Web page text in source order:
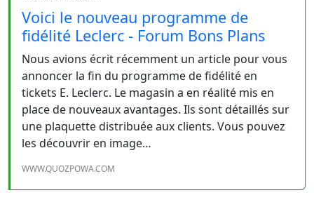
Voici le nouveau programme de
fidélité Leclerc - Forum Bons Plans
Nous avions écrit récemment un article pour vous
annoncer la fin du programme de fidélité en
tickets E. Leclerc. Le magasin a en réalité mis en
place de nouveaux avantages. Ils sont détaillés sur
une plaquette distribuée aux clients. Vous pouvez
les découvrir en image…
WWW.QUOZPOWA.COM